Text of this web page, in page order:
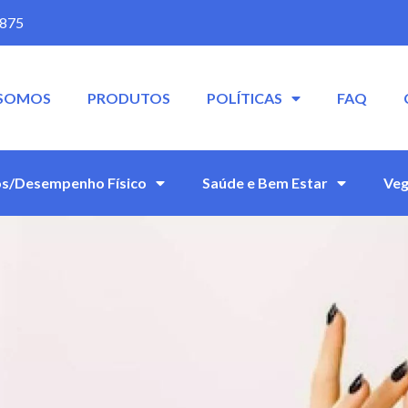
PRODUTOS POLÍTICAS FAQ
Desempenho Físico Saúde e Bem Estar